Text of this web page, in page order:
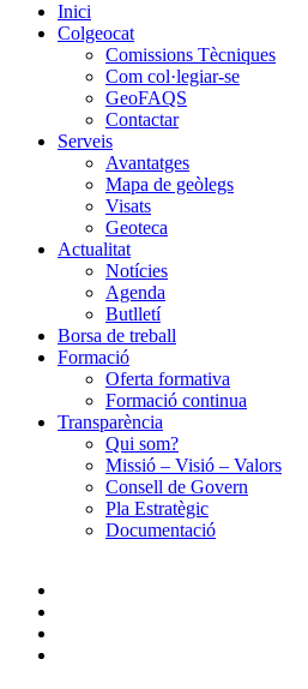
Inici
Colgeocat
Comissions Tècniques
Com col·legiar-se
GeoFAQS
Contactar
Serveis
Avantatges
Mapa de geòlegs
Visats
Geoteca
Actualitat
Notícies
Agenda
Butlletí
Borsa de treball
Formació
Oferta formativa
Formació continua
Transparència
Qui som?
Missió – Visió – Valors
Consell de Govern
Pla Estratègic
Documentació